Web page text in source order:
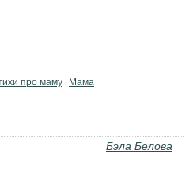
про маму Мама
Бэла Белова